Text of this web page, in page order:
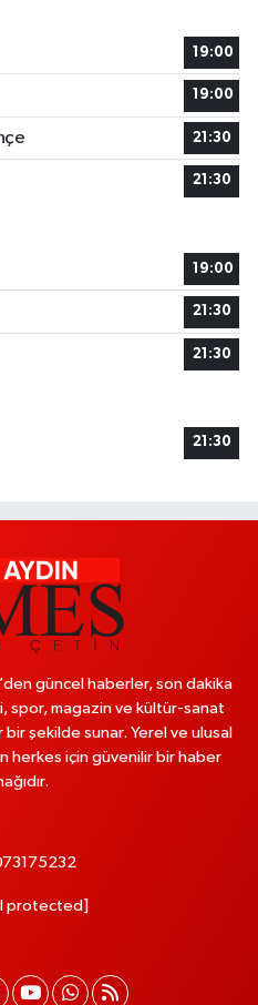
19:00
19:00
21:30
21:30
19:00
21:30
21:30
21:30
güncel haberler, son dakika
spor, magazin ve kültür-sanat
şekilde sunar. Yerel ve ulusal
herkes için güvenilir bir haber
protected]